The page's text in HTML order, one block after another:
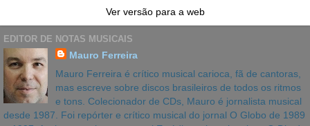
Ver versão para a web
EDITOR DE NOTAS MUSICAIS
Mauro Ferreira
Mauro Ferreira é crítico musical carioca, fã de cantoras,
mas escreve sobre discos brasileiros de todos os ritmos
e tons. Colecionador de CDs, Mauro é jornalista musical
desde 1987. Foi repórter e crítico musical do jornal O Globo de 1989